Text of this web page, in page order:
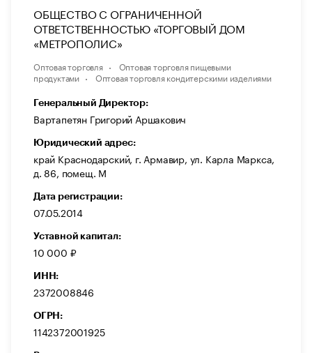
ОБЩЕСТВО С ОГРАНИЧЕННОЙ
ОТВЕТСТВЕННОСТЬЮ «ТОРГОВЫЙ ДОМ
«МЕТРОПОЛИС»
Оптовая торговля
Оптовая торговля пищевыми
продуктами
Оптовая торговля кондитерскими изделиями
Генеральный Директор:
Вартапетян Григорий Аршакович
Юридический адрес:
край Краснодарский, г. Армавир, ул. Карла Маркса,
д. 86, помещ. М
Дата регистрации:
07.05.2014
Уставной капитал:
10 000 ₽
ИНН:
2372008846
ОГРН:
1142372001925